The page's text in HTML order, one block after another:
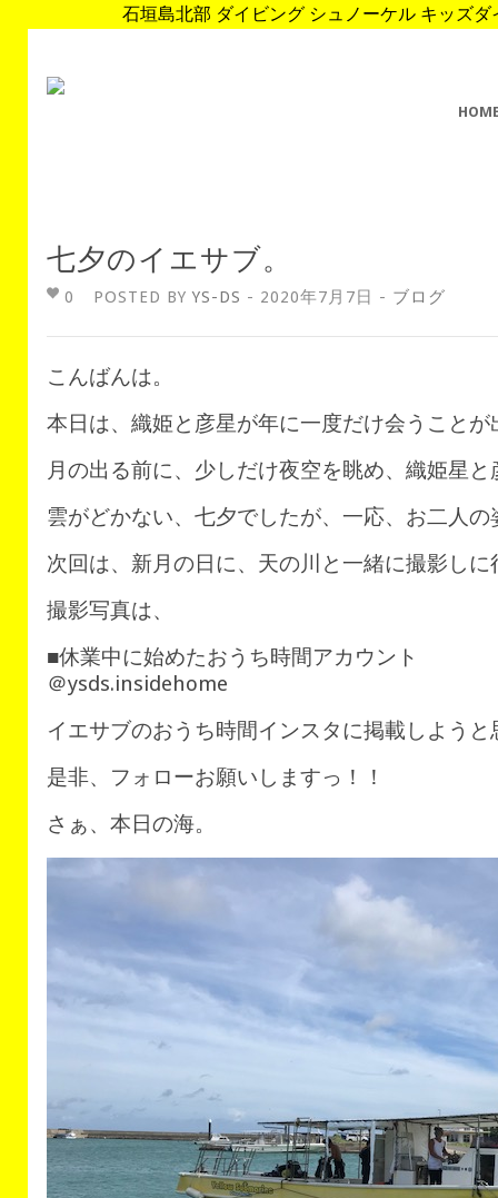
石垣島北部 ダイビング シュノーケル キッズ
七夕のイエサブ。
0 POSTED BY YS-DS - 2020年7月7日 - ブログ
こんばんは。
本日は、織姫と彦星が年に一度だけ会うこと
月の出る前に、少しだけ夜空を眺め、織姫星
雲がどかない、七夕でしたが、一応、お二人
次回は、新月の日に、天の川と一緒に撮影し
撮影写真は、
■休業中に始めたおうち時間アカウント
＠ysds.insidehome
イエサブのおうち時間インスタに掲載しようと
是非、フォローお願いしますっ！！
さぁ、本日の海。